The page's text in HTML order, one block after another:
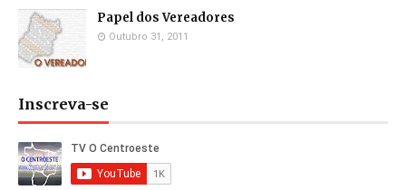
Papel dos Vereadores
Outubro 31, 2011
Inscreva-se